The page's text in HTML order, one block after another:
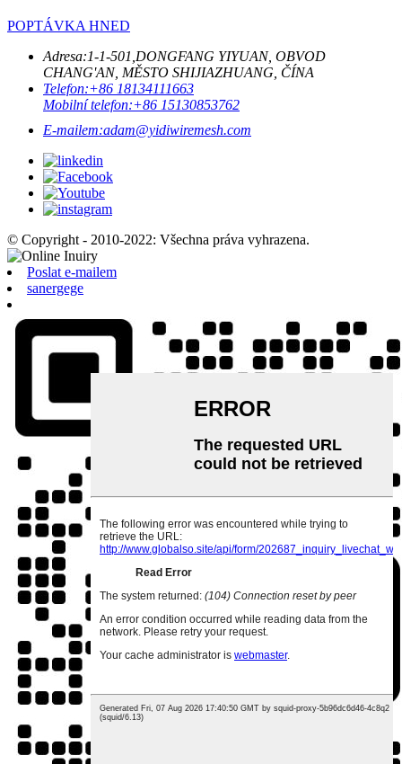
POPTÁVKA HNED
Adresa:1-1-501,DONGFANG YIYUAN, OBVOD
CHANG'AN, MĚSTO SHIJIAZHUANG, ČÍNA
Telefon:+86 18134111663
Mobilní telefon:+86 15130853762
E-mailem:adam@yidiwiremesh.com
© Copyright - 2010-2022: Všechna práva vyhrazena.
Poslat e-mailem
sanergege